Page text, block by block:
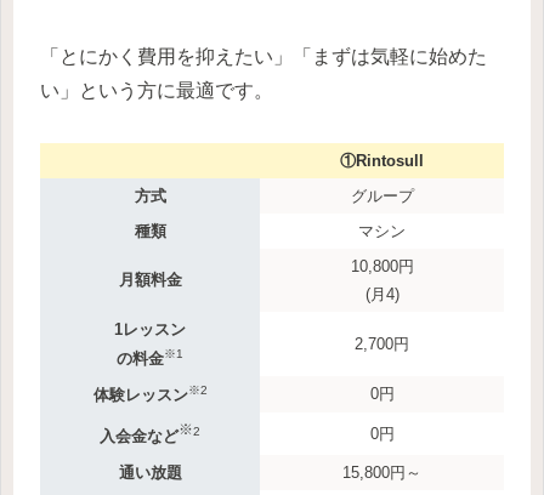
「とにかく費用を抑えたい」「まずは気軽に始めた
い」という方に最適です。
①Rintosull
方式
グループ
種類
マシン
月額料金
10,800円
(月4)
1レッスン
の料金※1
2,700円
体験レッスン※2 0円
入会金など※2 0円
通い放題
15,800円～